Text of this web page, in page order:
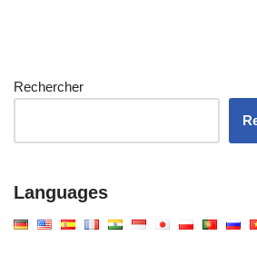
Rechercher
Languages